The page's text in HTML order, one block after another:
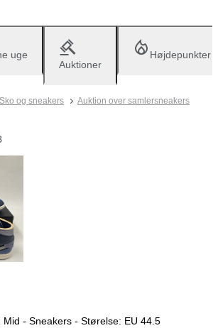
uge
Auktioner
Højdepunkter
Sko og sneakers Auktion over samlersneakers
Mid - Sneakers - Størelse: EU 44.5